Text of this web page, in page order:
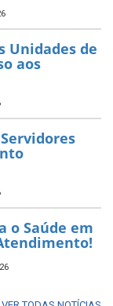
Unidades de
aos
o Saúde em